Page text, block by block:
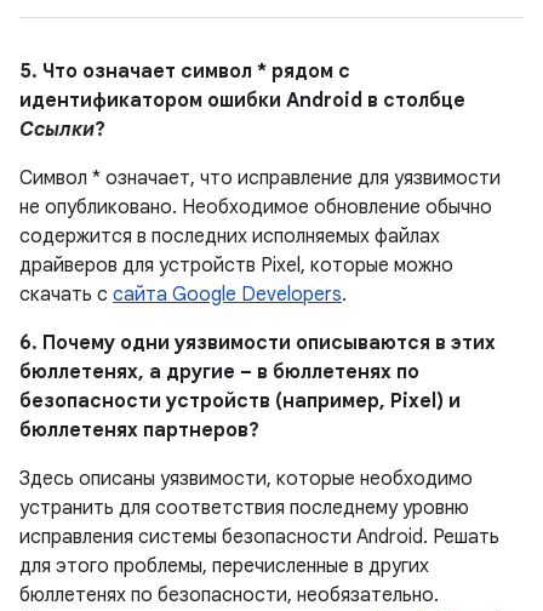
5. Что означает символ * рядом с
идентификатором ошибки Android в столбце
Ссылки?
Символ * означает, что исправление для уязвимости
не опубликовано. Необходимое обновление обычно
содержится в последних исполняемых файлах
драйверов для устройств Pixel, которые можно
скачать с сайта Google Developers.
6. Почему одни уязвимости описываются в этих
бюллетенях, а другие – в бюллетенях по
безопасности устройств (например, Pixel) и
бюллетенях партнеров?
Здесь описаны уязвимости, которые необходимо
устранить для соответствия последнему уровню
исправления системы безопасности Android. Решать
для этого проблемы, перечисленные в других
бюллетенях по безопасности, необязательно.